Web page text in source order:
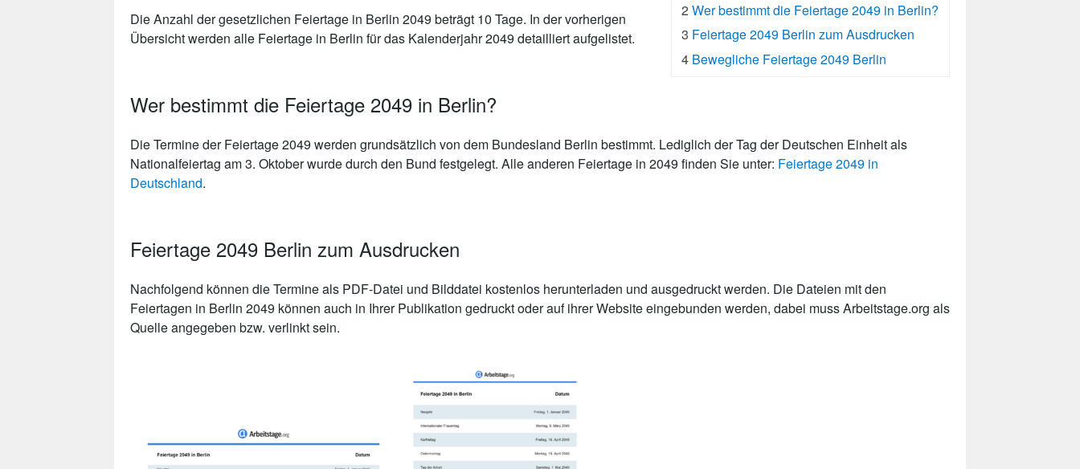
2 Wer bestimmt die Feiertage 2049 in Berlin?
3 Feiertage 2049 Berlin zum Ausdrucken
4 Bewegliche Feiertage 2049 Berlin
Die Anzahl der gesetzlichen Feiertage in Berlin 2049 beträgt 10 Tage. In der vorherigen
Übersicht werden alle Feiertage in Berlin für das Kalenderjahr 2049 detailliert aufgelistet.
Wer bestimmt die Feiertage 2049 in Berlin?
Die Termine der Feiertage 2049 werden grundsätzlich von dem Bundesland Berlin bestimmt. Lediglich der Tag der Deutschen Einheit als
Nationalfeiertag am 3. Oktober wurde durch den Bund festgelegt. Alle anderen Feiertage in 2049 finden Sie unter: Feiertage 2049 in
Deutschland.
Feiertage 2049 Berlin zum Ausdrucken
Nachfolgend können die Termine als PDF-Datei und Bilddatei kostenlos herunterladen und ausgedruckt werden. Die Dateien mit den
Feiertagen in Berlin 2049 können auch in Ihrer Publikation gedruckt oder auf ihrer Website eingebunden werden, dabei muss Arbeitstage.org als
Quelle angegeben bzw. verlinkt sein.